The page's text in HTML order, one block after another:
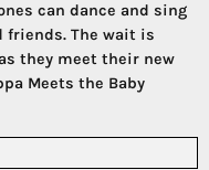
can dance and sing
friends. The wait is
they meet their new
Meets the Baby